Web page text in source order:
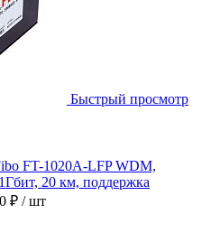
Быстрый просмотр
FT-1020A-LFP WDM,
20 км, поддержка
₽ / шт